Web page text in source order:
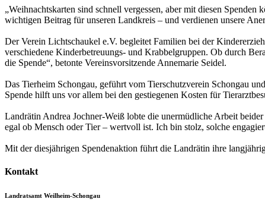
„Weihnachtskarten sind schnell vergessen, aber mit diesen
wichtigen Beitrag für unseren Landkreis – und verdienen unsere
Der Verein Lichtschaukel e.V. begleitet Familien bei der
verschiedene Kinderbetreuungs- und Krabbelgruppen. Ob durch
die Spende“, betonte Vereinsvorsitzende Annemarie Seidel.
Das Tierheim Schongau, geführt vom Tierschutzverein Schongau
Spende hilft uns vor allem bei den gestiegenen Kosten für
Landrätin Andrea Jochner-Weiß lobte die unermüdliche Arbeit
egal ob Mensch oder Tier – wertvoll ist. Ich bin stolz, solche
Mit der diesjährigen Spendenaktion führt die Landrätin ihre
Kontakt
Landratsamt Weilheim-Schongau